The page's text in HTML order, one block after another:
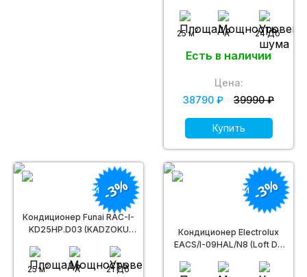
25 м2 A 24 Дб
Есть в наличии
Цена:
38790 ₽
39990 ₽
Купить
Кондиционер Funai RAC-I-
KD25HP.D03 (KADZOKU
25 м2 A 21 Дб
-3%
Кондиционер Electrolux
EACS/I-09HAL/N8 (Loft DC
-3%